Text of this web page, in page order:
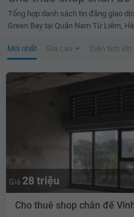
Tổng hợp danh sách tin đăng giao
Green Bay tại Quận Nam Từ Liêm,
Mới nhất Giá cao Diện tích lớn
Giá 28 triệu
Cho thuê shop chân đế